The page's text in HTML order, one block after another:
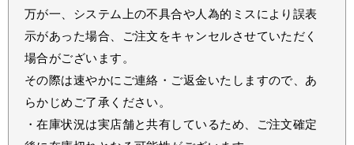
万が一、システム上の不具合や人為的ミスにより誤表
示があった場合、ご注文をキャンセルさせていただく
場合がございます。
その際は速やかにご連絡・ご返金いたしますので、あ
らかじめご了承ください。
・在庫状況は実店舗と共有しているため、ご注文確定